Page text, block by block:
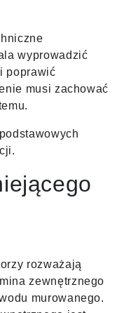
wyprowadzić
poprawić
musi zachować
rozważają
zewnętrznego
murowanego.